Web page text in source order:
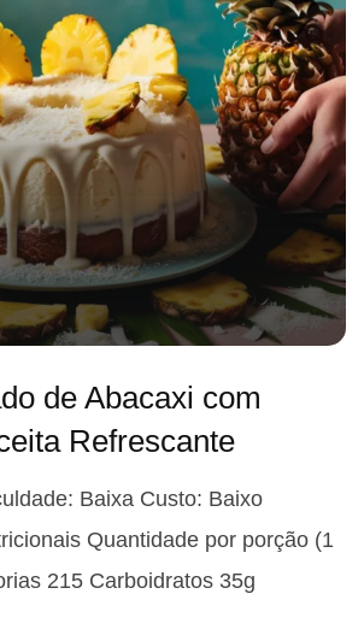
de Abacaxi com
Refrescante
Baixa Custo: Baixo
Quantidade por porção (1
215 Carboidratos 35g